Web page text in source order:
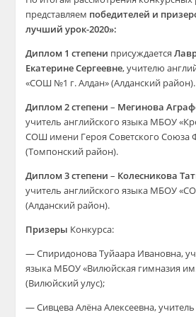
представляем победителей и
лучший урок-2020»:
Диплом 1 степени присуждается
Екатерине Сергеевне, учителю
«СОШ №1 г. Алдан» (Алданский район).
Диплом 2 степени – Мегинова
учитель английского языка МБОУ
СОШ имени Героя Советского Союза
(Томпонский район).
Диплом 3 степени – Колесникова
учитель английского языка МБОУ
(Алданский район).
Призеры Конкурса:
— Спиридонова Туйаара Ивановна,
языка МБОУ «Вилюйская гимназия
(Вилюйский улус);
— Сивцева Алёна Алексеевна,